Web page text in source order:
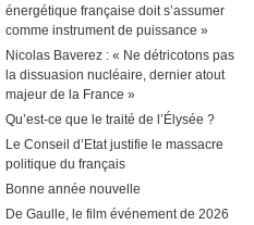
énergétique française doit s’assumer
comme instrument de puissance »
Nicolas Baverez : « Ne détricotons pas
la dissuasion nucléaire, dernier atout
majeur de la France »
Qu’est-ce que le traité de l’Élysée ?
Le Conseil d’Etat justifie le massacre
politique du français
Bonne année nouvelle
De Gaulle, le film événement de 2026